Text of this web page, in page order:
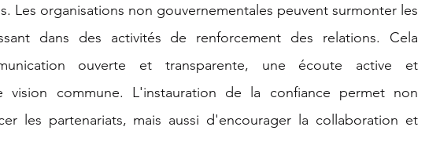
Les organisations non gouvernementales peuvent surmonter les
dans des activités de renforcement des relations. Cela
ouverte et transparente, une écoute active et
vision commune. L'instauration de la confiance permet non
les partenariats, mais aussi d'encourager la collaboration et